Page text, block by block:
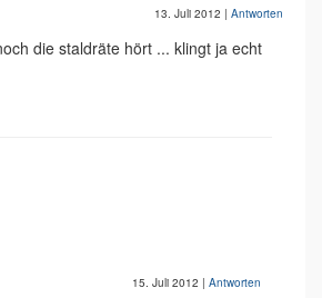
13. Juli 2012 | Antworten
die staldräte hört ... klingt ja echt
15. Juli 2012 | Antworten